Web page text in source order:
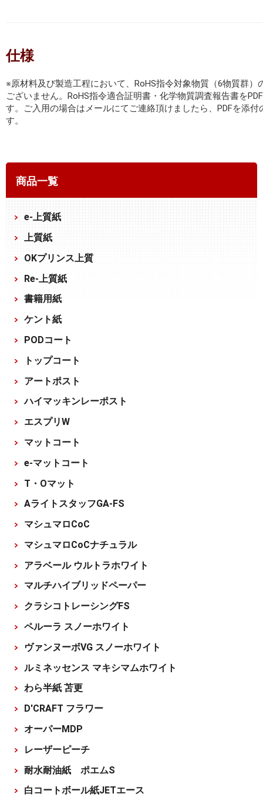
仕様
※原材料及び製造工程において、RoHS指令対象物質（6物質群）
ございません。RoHS指令適合証明書・化学物質調査報告書を
す。ご入用の場合はメールにてご連絡頂けましたら、PDFを添付
す。
商品一覧
e-上質紙
上質紙
OKプリンス上質
Re-上質紙
書籍用紙
ケント紙
PODコート
トップコート
アートポスト
ハイマッキンレーポスト
エスプリW
マットコート
e-マットコート
T・Oマット
AライトスタッフGA-FS
マシュマロCoC
マシュマロCoCナチュラル
アラベール ウルトラホワイト
マルチハイブリッドペーパー
クラシコトレーシングFS
ペルーラ スノーホワイト
ヴァンヌーボVG スノーホワイト
ルミネッセンス マキシマムホワイト
わら半紙 苫更
D'CRAFT フラワー
オーパーMDP
レーザーピーチ
耐水耐油紙 ポエムS
白コートボール紙JETエース